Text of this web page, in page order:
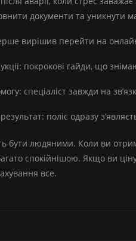
документи та уникнути
вирішив перейти на
покрокові гайди, що
спеціаліст завжди на
поліс одразу
бути людяними. Коли ви
спокійнішою. Якщо ви
все.